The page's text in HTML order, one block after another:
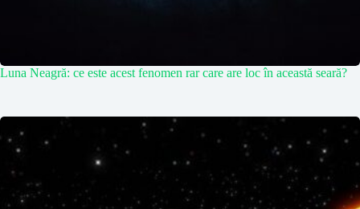
Luna Neagră: ce este acest fenomen rar care are loc în această seară?